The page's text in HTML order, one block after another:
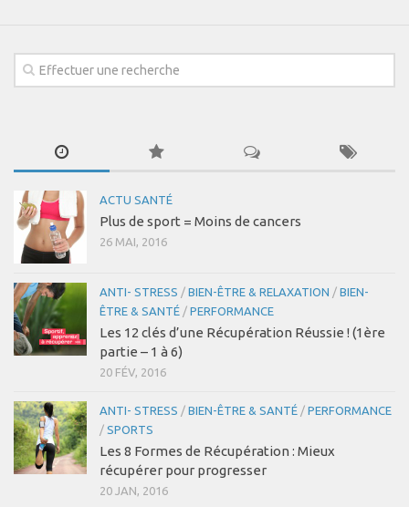
ACTU SANTÉ
Plus de sport = Moins de cancers
26 MAI, 2016
ANTI- STRESS / BIEN-ÊTRE & RELAXATION / BIEN-
ÊTRE & SANTÉ / PERFORMANCE
Les 12 clés d’une Récupération Réussie ! (1ère
partie – 1 à 6)
20 FÉV, 2016
ANTI- STRESS / BIEN-ÊTRE & SANTÉ / PERFORMANCE
/ SPORTS
Les 8 Formes de Récupération : Mieux
récupérer pour progresser
20 JAN, 2016